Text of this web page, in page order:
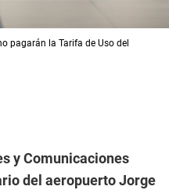
pagarán la Tarifa de Uso del
y Comunicaciones
del aeropuerto Jorge